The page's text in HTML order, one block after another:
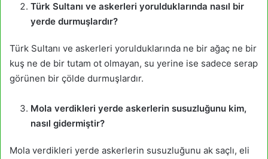
Türk Sultanı ve askerleri yorulduklarında nasıl bir
yerde durmuşlardır?
Türk Sultanı ve askerleri yorulduklarında ne bir ağaç ne bir
kuş ne de bir tutam ot olmayan, su yerine ise sadece serap
görünen bir çölde durmuşlardır.
Mola verdikleri yerde askerlerin susuzluğunu kim,
nasıl gidermiştir?
Mola verdikleri yerde askerlerin susuzluğunu ak saçlı, eli